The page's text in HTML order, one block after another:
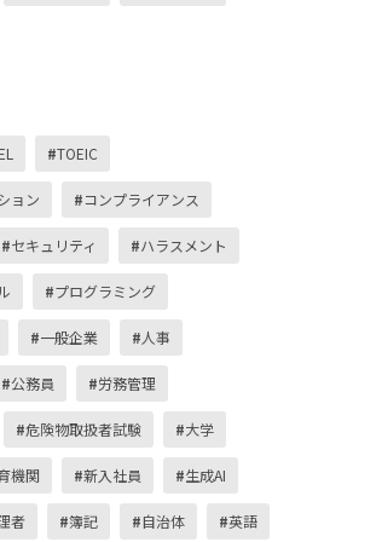
TOEIC
ョン コンプライアンス
セキュリティ ハラスメント
プログラミング
一般企業 人事
公務員 労務管理
危険物取扱者試験 大学
機関 新入社員 生成AI
者 簿記 自治体 英語